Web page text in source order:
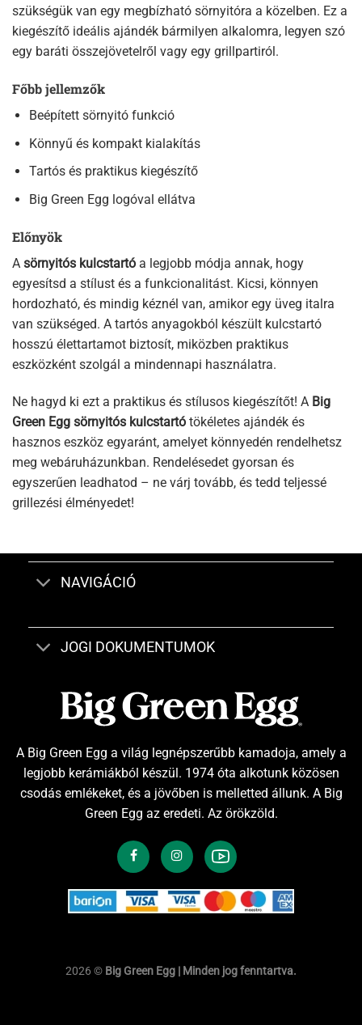
szükségük van egy megbízható sörnyitóra a közelben. Ez a
kiegészítő ideális ajándék bármilyen alkalomra, legyen szó
egy baráti összejövetelről vagy egy grillpartiról.
Főbb jellemzők
Beépített sörnyitó funkció
Könnyű és kompakt kialakítás
Tartós és praktikus kiegészítő
Big Green Egg logóval ellátva
Előnyök
A sörnyitós kulcstartó a legjobb módja annak, hogy
egyesítsd a stílust és a funkcionalitást. Kicsi, könnyen
hordozható, és mindig kéznél van, amikor egy üveg italra
van szükséged. A tartós anyagokból készült kulcstartó
hosszú élettartamot biztosít, miközben praktikus
eszközként szolgál a mindennapi használatra.
Ne hagyd ki ezt a praktikus és stílusos kiegészítőt! A Big
Green Egg sörnyitós kulcstartó tökéletes ajándék és
hasznos eszköz egyaránt, amelyet könnyedén rendelhetsz
meg webáruházunkban. Rendelésedet gyorsan és
egyszerűen leadhatod – ne várj tovább, és tedd teljessé
grillezési élményedet!
NAVIGÁCIÓ
JOGI DOKUMENTUMOK
A Big Green Egg a világ legnépszerűbb kamadoja, amely a
legjobb kerámiákból készül. 1974 óta alkotunk közösen
csodás emlékeket, és a jövőben is melletted állunk. A Big
Green Egg az eredeti. Az örökzöld.
2026 © Big Green Egg | Minden jog fenntartva.